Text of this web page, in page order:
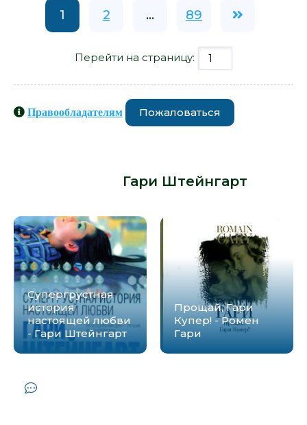
1 2 ... 89
Перейти на страницу:
Правообладателям Пожаловаться
Гари Штейнгарт
Супергрустная
история
настоящей любви
- Гари Штейнгарт
Прощай, Гари
Купер! - Ромен
Гари